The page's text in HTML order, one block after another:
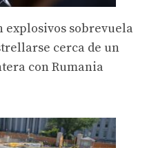
explosivos sobrevuela
cerca de un
con Rumania